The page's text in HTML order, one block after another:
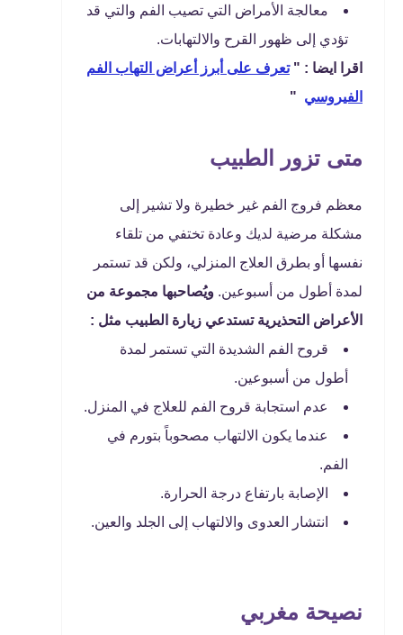
معالجة الأمراض التي تصيب الفم والتي قد
تؤدي إلى ظهور القرح والالتهابات.
اقرا ايضا : "تعرف على أبرز أعراض التهاب الفم
الفيروسي "
متى تزور الطبيب
معظم فروج الفم غير خطيرة ولا تشير إلى
مشكلة مرضية لديك وعادة تختفي من تلقاء
نفسها أو بطرق العلاج المنزلي، ولكن قد تستمر
لمدة أطول من أسبوعين. ويُصاحبها مجموعة من
الأعراض التحذيرية تستدعي زيارة الطبيب مثل :
قروح الفم الشديدة التي تستمر لمدة
أطول من أسبوعين.
عدم استجابة قروح الفم للعلاج في المنزل.
عندما يكون الالتهاب مصحوباً بتورم في
الفم.
الإصابة بارتفاع درجة الحرارة.
انتشار العدوى والالتهاب إلى الجلد والعين.
نصيحة مغربي